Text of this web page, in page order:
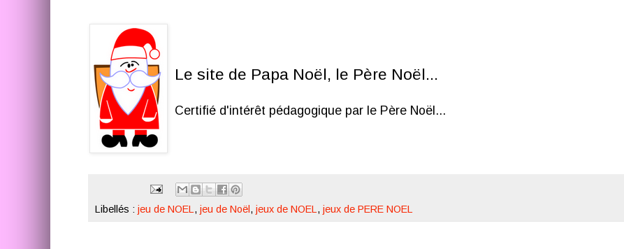
Le site de Papa Noël, le Père Noël...
Certifié d'intérêt pédagogique par le Père Noël...
Libellés : jeu de NOEL , jeu de Noël , jeux de NOEL , jeux de PERE NOEL